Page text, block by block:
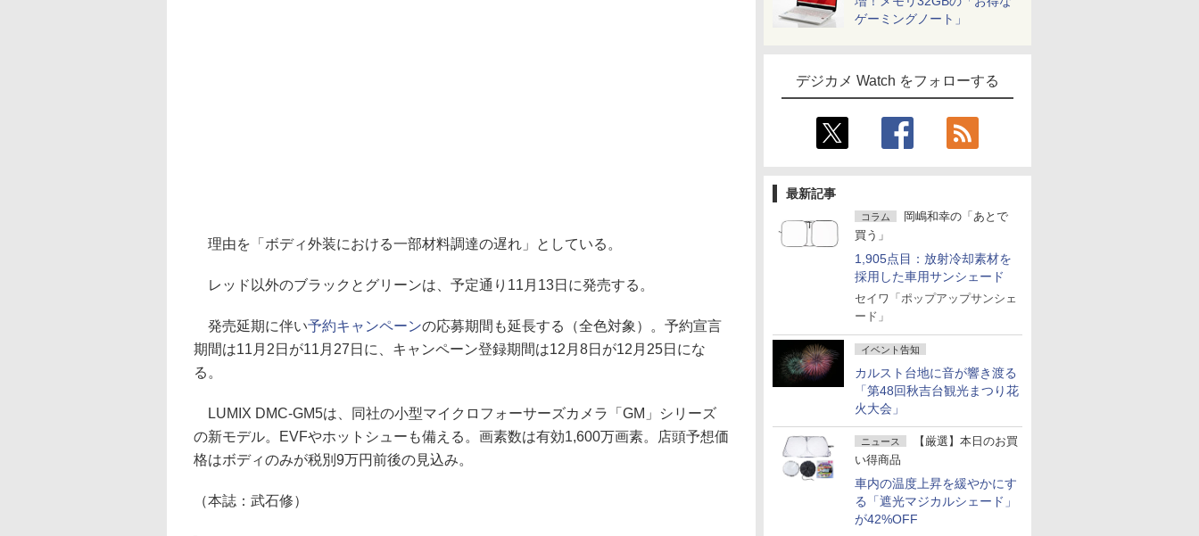
ゲーミングノート」
デジカメ Watch をフォローする
最新記事
コラム
岡嶋和幸の「あとで
買う」
1,905点目：放射冷却素材を
採用した車用サンシェード
セイワ「ポップアップサンシェ
ード」
イベント告知
カルスト台地に音が響き渡る
「第48回秋吉台観光まつり花
火大会」
ニュース
【厳選】本日のお買
い得商品
車内の温度上昇を緩やかにす
る「遮光マジカルシェード」
が42%OFF
理由を「ボディ外装における一部材料調達の遅れ」としている。
レッド以外のブラックとグリーンは、予定通り11月13日に発売する。
発売延期に伴い予約キャンペーンの応募期間も延長する（全色対象）。予約宣言
期間は11月2日が11月27日に、キャンペーン登録期間は12月8日が12月25日にな
る。
LUMIX DMC-GM5は、同社の小型マイクロフォーサーズカメラ「GM」シリーズ
の新モデル。EVFやホットシューも備える。画素数は有効1,600万画素。店頭予想価
格はボディのみが税別9万円前後の見込み。
（本誌：武石修）